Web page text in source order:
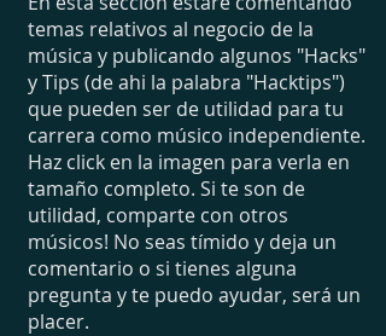
temas relativos al negocio de la
música y publicando algunos "Hacks"
y Tips (de ahi la palabra "Hacktips")
que pueden ser de utilidad para tu
carrera como músico independiente.
Haz click en la imagen para verla en
tamaño completo. Si te son de
utilidad, comparte con otros
músicos! No seas tímido y deja un
comentario o si tienes alguna
pregunta y te puedo ayudar, será un
placer.